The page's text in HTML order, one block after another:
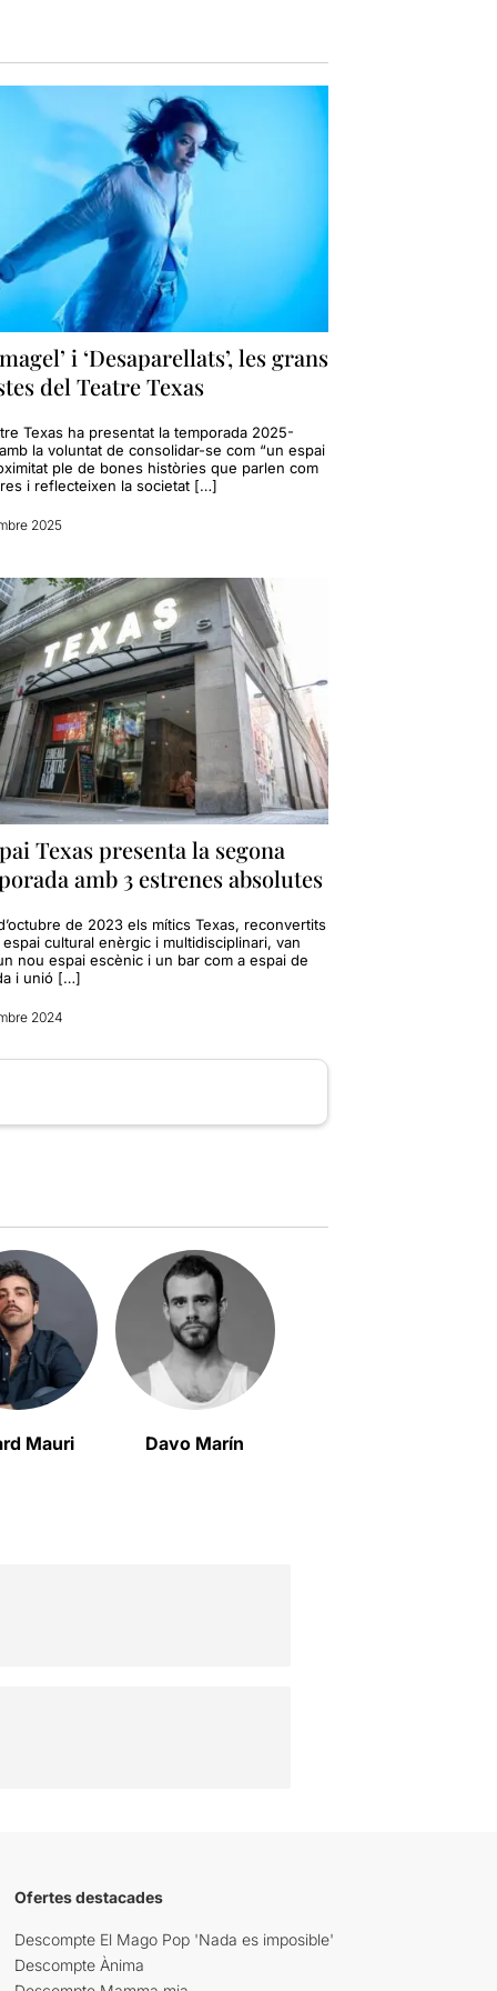
i ‘Desaparellats’, les grans
del Teatre Texas
Texas ha presentat la temporada 2025-
la voluntat de consolidar-se com “un espai
ple de bones històries que parlen com
i reflecteixen la societat […]
2025
Texas presenta la segona
amb 3 estrenes absolutes
de 2023 els mítics Texas, reconvertits
cultural enèrgic i multidisciplinari, van
nou espai escènic i un bar com a espai de
i unió […]
2024
Mauri Davo Marín
Ofertes destacades
Descompte El Mago Pop 'Nada es imposible'
Descompte Ànima